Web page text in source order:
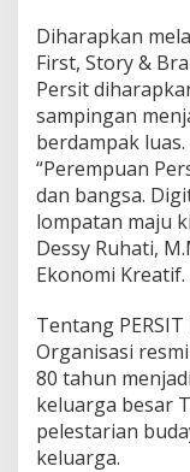
Diharapkan
First, Story &
Persit
sampingan
berdampak luas.
“Perempuan
dan bangsa.
lompatan maju
Dessy Ruhati,
Ekonomi Kreatif.
Tentang
Organisasi
80 tahun
keluarga besar
pelestarian
keluarga.